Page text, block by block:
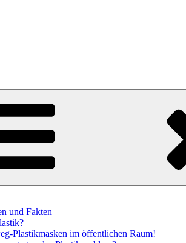
und Fakten
Plastikmasken im öffentlichen Raum!